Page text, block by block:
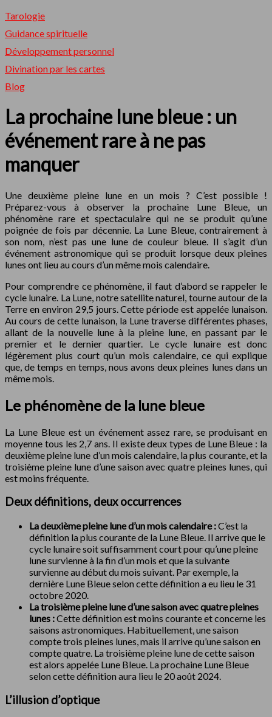
Tarologie
Guidance spirituelle
Développement personnel
Divination par les cartes
Blog
La prochaine lune bleue : un
événement rare à ne pas
manquer
Une deuxième pleine lune en un mois ? C’est possible !
Préparez-vous à observer la prochaine Lune Bleue, un
phénomène rare et spectaculaire qui ne se produit qu’une
poignée de fois par décennie. La Lune Bleue, contrairement à
son nom, n’est pas une lune de couleur bleue. Il s’agit d’un
événement astronomique qui se produit lorsque deux pleines
lunes ont lieu au cours d’un même mois calendaire.
Pour comprendre ce phénomène, il faut d’abord se rappeler le
cycle lunaire. La Lune, notre satellite naturel, tourne autour de la
Terre en environ 29,5 jours. Cette période est appelée lunaison.
Au cours de cette lunaison, la Lune traverse différentes phases,
allant de la nouvelle lune à la pleine lune, en passant par le
premier et le dernier quartier. Le cycle lunaire est donc
légèrement plus court qu’un mois calendaire, ce qui explique
que, de temps en temps, nous avons deux pleines lunes dans un
même mois.
Le phénomène de la lune bleue
La Lune Bleue est un événement assez rare, se produisant en
moyenne tous les 2,7 ans. Il existe deux types de Lune Bleue : la
deuxième pleine lune d’un mois calendaire, la plus courante, et la
troisième pleine lune d’une saison avec quatre pleines lunes, qui
est moins fréquente.
Deux définitions, deux occurrences
La deuxième pleine lune d’un mois calendaire :C’est la
définition la plus courante de la Lune Bleue. Il arrive que le
cycle lunaire soit suffisamment court pour qu’une pleine
lune survienne à la fin d’un mois et que la suivante
survienne au début du mois suivant. Par exemple, la
dernière Lune Bleue selon cette définition a eu lieu le 31
octobre 2020.
La troisième pleine lune d’une saison avec quatre pleines
lunes :Cette définition est moins courante et concerne les
saisons astronomiques. Habituellement, une saison
compte trois pleines lunes, mais il arrive qu’une saison en
compte quatre. La troisième pleine lune de cette saison
est alors appelée Lune Bleue. La prochaine Lune Bleue
selon cette définition aura lieu le 20 août 2024.
L’illusion d’optique